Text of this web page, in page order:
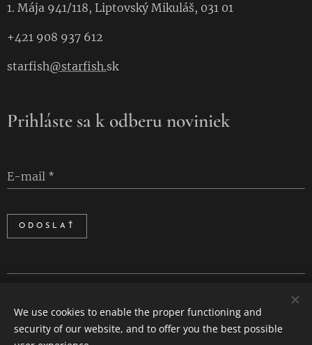
1. Mája 941/118, Liptovský Mikuláš, 031 01
+421 908 937 612
starfish@starfish.sk
Prihláste sa k odberu noviniek
E-mail
ODOSLAŤ
Languages
English
We use cookies to enable the proper functioning and
security of our website, and to offer you the best possible